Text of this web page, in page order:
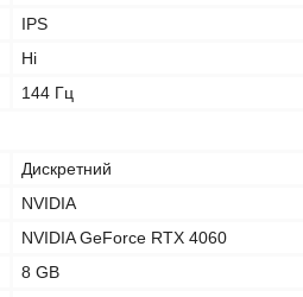
IPS
Ні
144 Гц
Дискретний
NVIDIA
NVIDIA GeForce RTX 4060
8 GB